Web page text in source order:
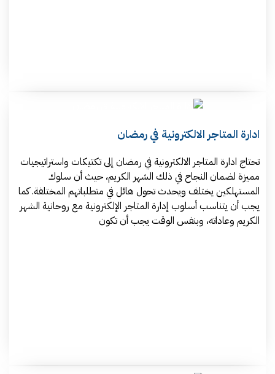
ادارة المتاجر الالكترونية في رمضان
تحتاج ادارة المتاجر الالكترونية في رمضان إلى تكتيكات واستراتيجيات
مميزة لضمان النجاح في ذلك الشهر الكريم، حيث أن سلوك
المستهلكين يختلف ويحدث تحول هائل في متطلباتهم المختلفة. كما
يجب أن يتناسب أسلوب إدارة المتاجر الإلكترونية مع روحانية الشهر
الكريم وعاداته، وبنفس الوقت يجب أن تكون